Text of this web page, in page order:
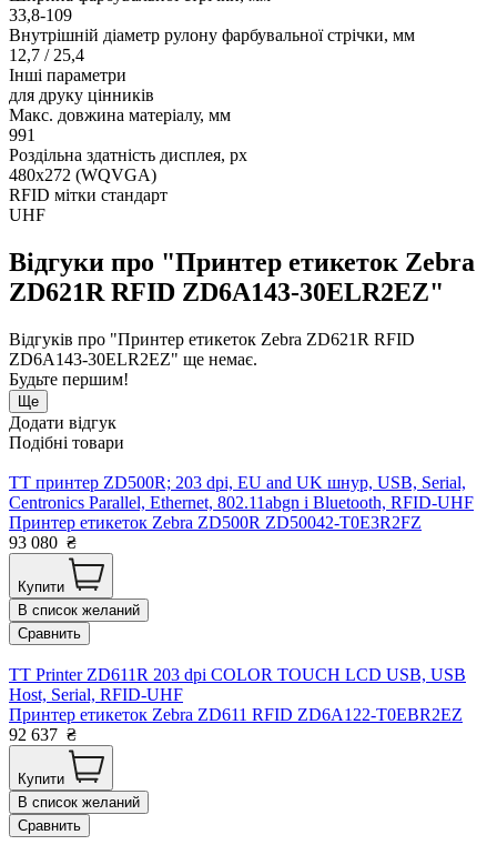
33,8-109
Внутрішній діаметр рулону фарбувальної стрічки, мм
12,7 / 25,4
Інші параметри
для друку цінників
Макс. довжина матеріалу, мм
991
Роздільна здатність дисплея, px
480х272 (WQVGA)
RFID мітки стандарт
UHF
Відгуки про "Принтер етикеток Zebra
ZD621R RFID ZD6A143-30ELR2EZ"
Відгуків про "Принтер етикеток Zebra ZD621R RFID
ZD6A143-30ELR2EZ" ще немає.
Будьте першим!
Ще
Додати відгук
Подібні товари
TT принтер ZD500R; 203 dpi, EU and UK шнур, USB, Serial,
Centronics Parallel, Ethernet, 802.11abgn і Bluetooth, RFID-UHF
Принтер етикеток Zebra ZD500R ZD50042-T0E3R2FZ
93 080 ₴
Купити
В список желаний
Сравнить
TT Printer ZD611R 203 dpi COLOR TOUCH LCD USB, USB
Host, Serial, RFID-UHF
Принтер етикеток Zebra ZD611 RFID ZD6A122-T0EBR2EZ
92 637 ₴
Купити
В список желаний
Сравнить